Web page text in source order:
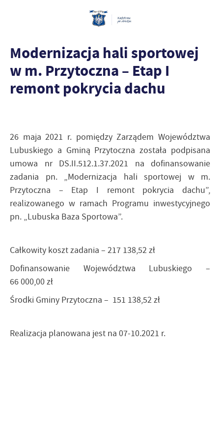
Modernizacja hali sportowej
w m. Przytoczna – Etap I
remont pokrycia dachu
26 maja 2021 r. pomiędzy Zarządem Województwa
Lubuskiego a Gminą Przytoczna została podpisana
umowa nr DS.II.512.1.37.2021 na dofinansowanie
zadania pn. „Modernizacja hali sportowej w m.
Przytoczna – Etap I remont pokrycia dachu”,
realizowanego w ramach Programu inwestycyjnego
pn. „Lubuska Baza Sportowa”.
Całkowity koszt zadania – 217 138,52 zł
Dofinansowanie Województwa Lubuskiego –
66 000,00 zł
Środki Gminy Przytoczna – 151 138,52 zł
Realizacja planowana jest na 07-10.2021 r.